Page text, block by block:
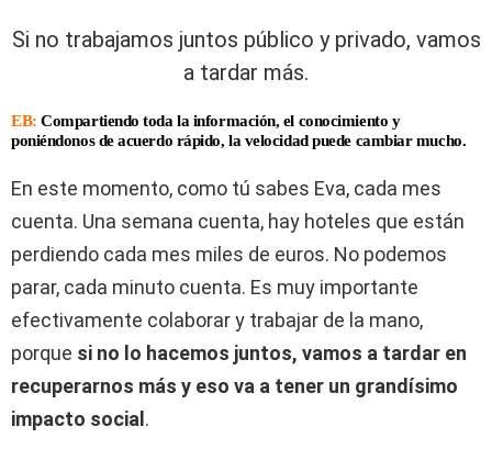
Si no trabajamos juntos público y privado, vamos
a tardar más.
EB: Compartiendo toda la información, el conocimiento y
poniéndonos de acuerdo rápido, la velocidad puede cambiar mucho.
En este momento, como tú sabes Eva, cada mes
cuenta. Una semana cuenta, hay hoteles que están
perdiendo cada mes miles de euros. No podemos
parar, cada minuto cuenta. Es muy importante
efectivamente colaborar y trabajar de la mano,
porque si no lo hacemos juntos, vamos a tardar en
recuperarnos más y eso va a tener un grandísimo
impacto social.